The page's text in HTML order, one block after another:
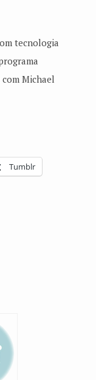
tecnologia
Michael
Tumblr